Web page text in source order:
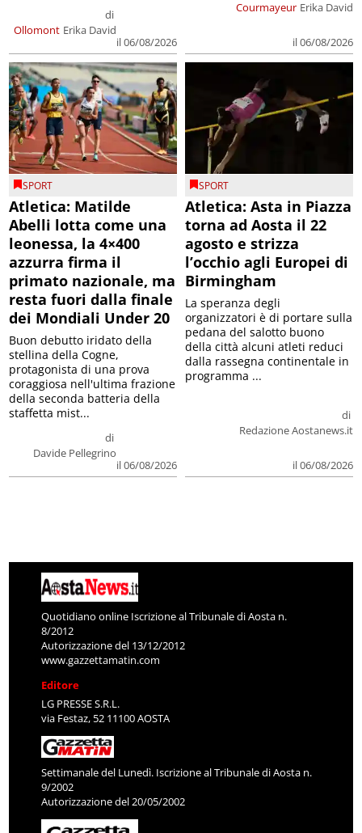
Ollomont
di
Erika David
il 06/08/2026
Courmayeur Erika David
il 06/08/2026
SPORT
Atletica: Matilde
Abelli lotta come una
leonessa, la 4×400
azzurra firma il
primato nazionale, ma
resta fuori dalla finale
dei Mondiali Under 20
di
Davide Pellegrino
il 06/08/2026
Buon debutto iridato della
stellina della Cogne,
protagonista di una prova
coraggiosa nell'ultima frazione
della seconda batteria della
staffetta mist...
SPORT
Atletica: Asta in Piazza
torna ad Aosta il 22
agosto e strizza
l’occhio agli Europei di
Birmingham
di
Redazione Aostanews.it
il 06/08/2026
La speranza degli
organizzatori è di portare sulla
pedana del salotto buono
della città alcuni atleti reduci
dalla rassegna continentale in
programma ...
Quotidiano online Iscrizione al Tribunale di Aosta n.
8/2012
Autorizzazione del 13/12/2012
www.gazzettamatin.com
Editore
LG PRESSE S.R.L.
via Festaz, 52 11100 AOSTA
Settimanale del Lunedì. Iscrizione al Tribunale di Aosta n.
9/2002
Autorizzazione del 20/05/2002